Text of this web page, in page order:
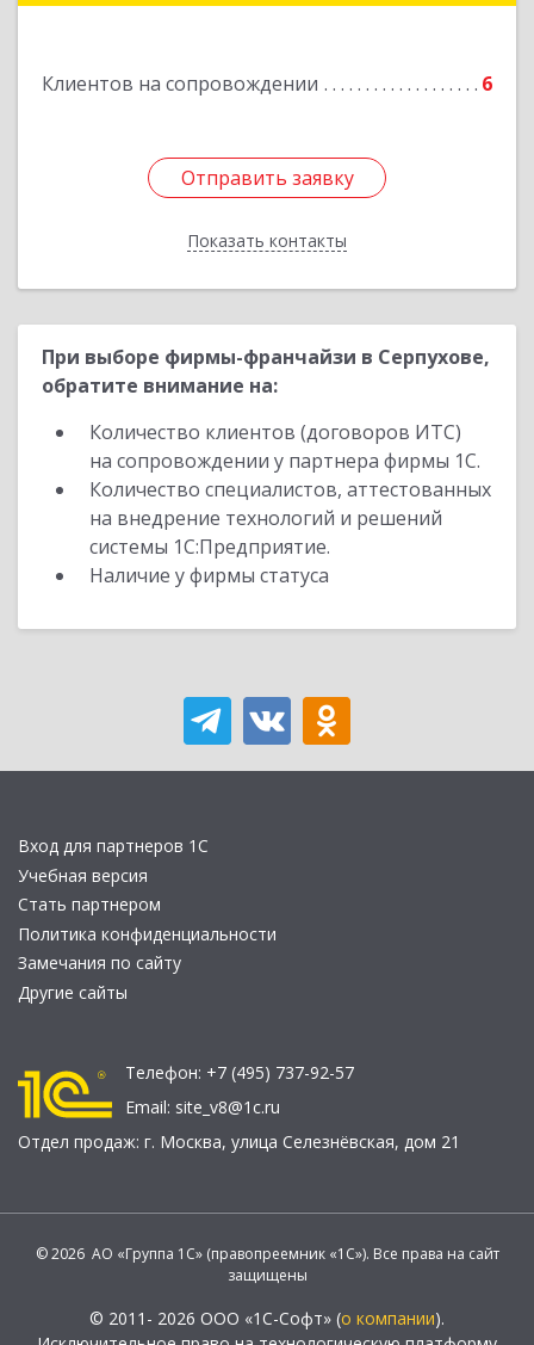
Клиентов на сопровождении 6
Отправить заявку
Показать контакты
Отправить заявку
Назад
При выборе фирмы-франчайзи в Серпухове,
обратите внимание на:
Количество клиентов (договоров ИТС)
на сопровождении у партнера фирмы 1С.
Количество специалистов, аттестованных
на внедрение технологий и решений
системы 1С:Предприятие.
Наличие у фирмы статуса
Вход для партнеров 1С
Учебная версия
Стать партнером
Политика конфиденциальности
Замечания по сайту
Другие сайты
Телефон: +7 (495) 737-92-57
Email: site_v8@1c.ru
Отдел продаж: г. Москва, улица Селезнёвская, дом 21
© 2026 АО «Группа 1С» (правопреемник «1С»). Все права на сайт
защищены
© 2011- 2026 ООО «1С-Софт» (о компании).